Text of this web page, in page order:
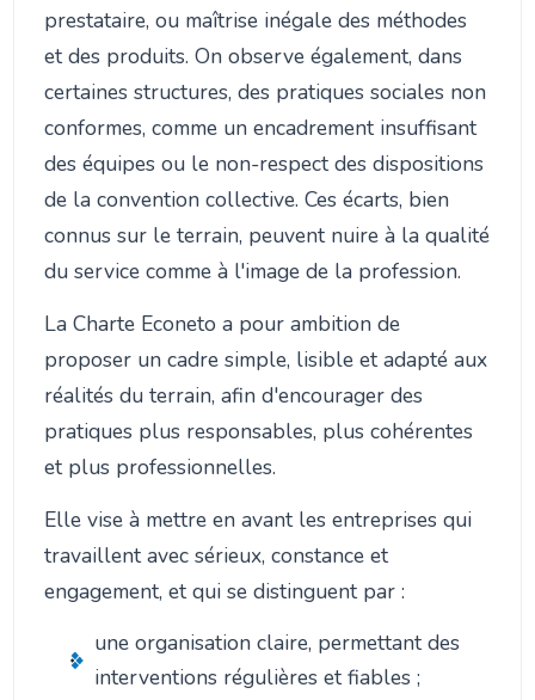
prestataire, ou maîtrise inégale des méthodes
et des produits. On observe également, dans
certaines structures, des pratiques sociales non
conformes, comme un encadrement insuffisant
des équipes ou le non-respect des dispositions
de la convention collective. Ces écarts, bien
connus sur le terrain, peuvent nuire à la qualité
du service comme à l'image de la profession.
La Charte Econeto a pour ambition de
proposer un cadre simple, lisible et adapté aux
réalités du terrain, afin d'encourager des
pratiques plus responsables, plus cohérentes
et plus professionnelles.
Elle vise à mettre en avant les entreprises qui
travaillent avec sérieux, constance et
engagement, et qui se distinguent par :
une organisation claire, permettant des
interventions régulières et fiables ;